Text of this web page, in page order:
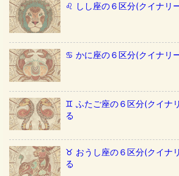
♌️ しし座の６区分(クイナ
♋️ かに座の６区分(クイナリ
♊️ ふたご座の６区分(クイナ
る
♉️ おうし座の６区分(クイナ
る